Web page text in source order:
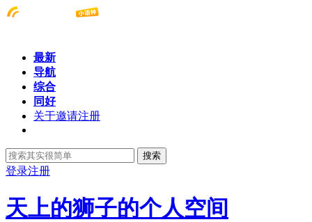
最新
导航
综合
同好
关于邀请注册
搜索
登录注册
天上的狮子的个人空间